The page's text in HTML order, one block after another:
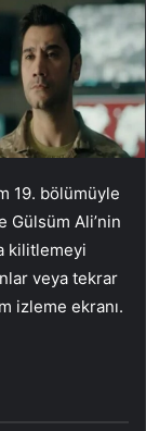
19. bölümüyle
Gülsüm Ali’nin
kilitlemeyi
veya tekrar
izleme ekranı.